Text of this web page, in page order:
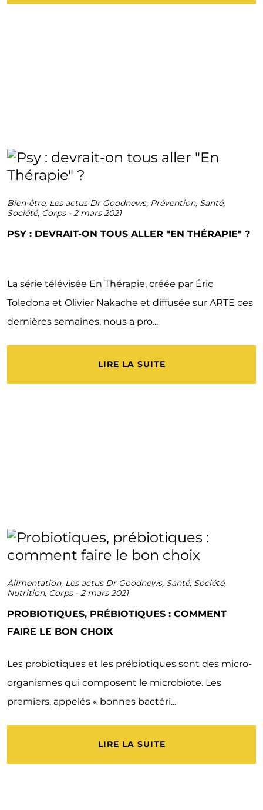
Bien-être, Les actus Dr Goodnews, Prévention, Santé,
Société, Corps-2 mars 2021
PSY : DEVRAIT-ON TOUS ALLER "EN THÉRAPIE" ?
La série télévisée En Thérapie, créée par Éric
Toledona et Olivier Nakache et diffusée sur ARTE ces
dernières semaines, nous a pro...
LIRE LA SUITE
Alimentation, Les actus Dr Goodnews, Santé, Société,
Nutrition, Corps-2 mars 2021
PROBIOTIQUES, PRÉBIOTIQUES : COMMENT
FAIRE LE BON CHOIX
Les probiotiques et les prébiotiques sont des micro-
organismes qui composent le microbiote. Les
premiers, appelés « bonnes bactéri...
LIRE LA SUITE